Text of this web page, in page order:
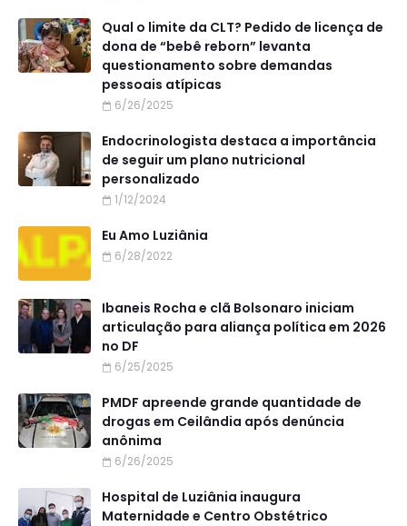
Qual o limite da CLT? Pedido de licença de
dona de “bebê reborn” levanta
questionamento sobre demandas
pessoais atípicas
6/26/2025
Endocrinologista destaca a importância
de seguir um plano nutricional
personalizado
1/12/2024
Eu Amo Luziânia
6/28/2022
Ibaneis Rocha e clã Bolsonaro iniciam
articulação para aliança política em 2026
no DF
6/25/2025
PMDF apreende grande quantidade de
drogas em Ceilândia após denúncia
anônima
6/26/2025
Hospital de Luziânia inaugura
Maternidade e Centro Obstétrico